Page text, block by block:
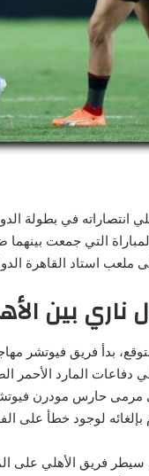
ملعب استاد القاهرة
بين
بدأ فريق فيوتشر
دفاعات المارد الأحمر
مرمى حارس مودرن
بإلغائه لوجود خطأ على
سيطر فريق الأهلي على